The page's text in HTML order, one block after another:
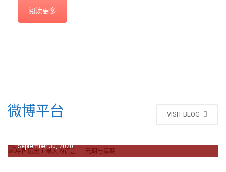
阅读更多
微博平台 VISIT BLOG
September 30, 2020